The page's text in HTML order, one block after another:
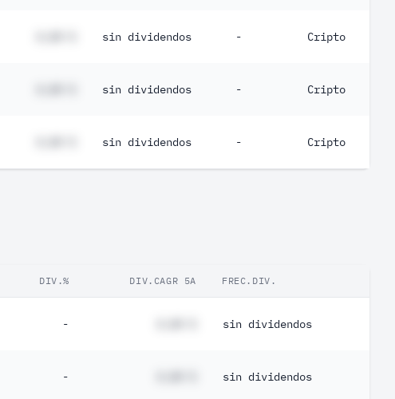
sin dividendos - Cripto
sin dividendos - Cripto
sin dividendos - Cripto
DIV.% DIV.CAGR 5A FREC.DIV.
- sin dividendos
- sin dividendos